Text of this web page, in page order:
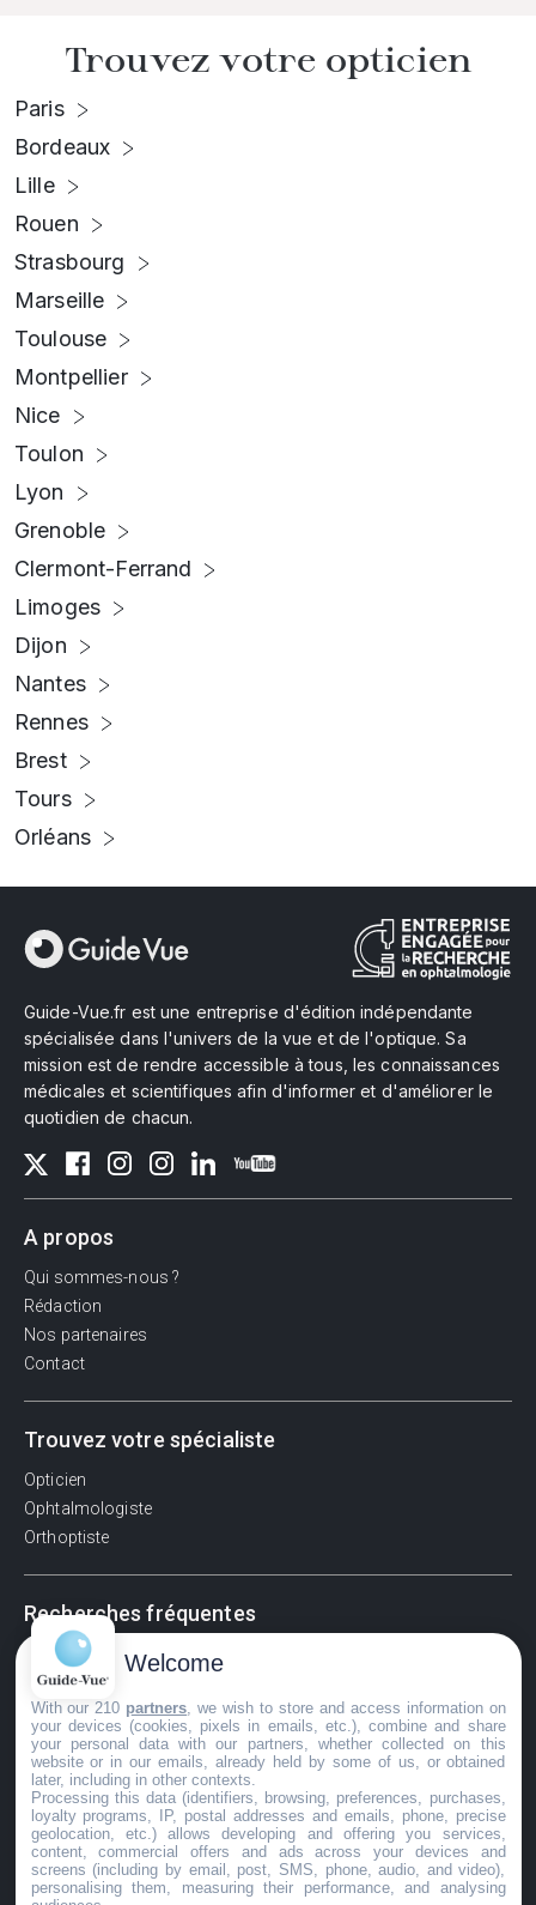
Trouvez votre opticien
Paris
Bordeaux
Lille
Rouen
Strasbourg
Marseille
Toulouse
Montpellier
Nice
Toulon
Lyon
Grenoble
Clermont-Ferrand
Limoges
Dijon
Nantes
Rennes
Brest
Tours
Orléans
Guide-Vue.fr est une entreprise d'édition indépendante
spécialisée dans l'univers de la vue et de l'optique. Sa
mission est de rendre accessible à tous, les connaissances
médicales et scientifiques afin d'informer et d'améliorer le
quotidien de chacun.
A propos
Qui sommes-nous ?
Rédaction
Nos partenaires
Contact
Trouvez votre spécialiste
Opticien
Ophtalmologiste
Orthoptiste
Recherches fréquentes
Pathologies adultes
Signes d'une urgence ophtalmologique
La vision
Acuité visuelle
Myosis / mydriase
Œdème oculaire
©GuideVue2024
Welcome
With our 210 partners , we wish to store and access information on
your devices (cookies, pixels in emails, etc.), combine and share
your personal data with our partners, whether collected on this
website or in our emails, already held by some of us, or obtained
later, including in other contexts.
Processing this data (identifiers, browsing, preferences, purchases,
loyalty programs, IP, postal addresses and emails, phone, precise
geolocation, etc.) allows developing and offering you services,
content, commercial offers and ads across your devices and
screens (including by email, post, SMS, phone, audio, and video),
personalising them, measuring their performance, and analysing